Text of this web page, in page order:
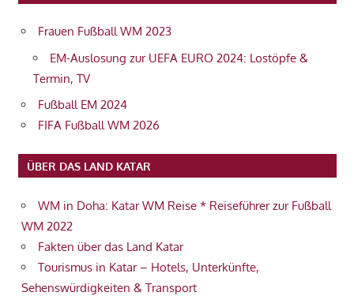
Frauen Fußball WM 2023
EM-Auslosung zur UEFA EURO 2024: Lostöpfe &
Termin, TV
Fußball EM 2024
FIFA Fußball WM 2026
ÜBER DAS LAND KATAR
WM in Doha: Katar WM Reise * Reiseführer zur Fußball
WM 2022
Fakten über das Land Katar
Tourismus in Katar – Hotels, Unterkünfte,
Sehenswürdigkeiten & Transport